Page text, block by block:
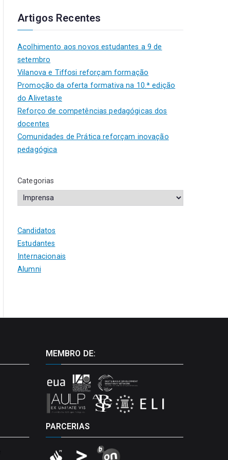
Artigos Recentes
Acolhimento aos novos estudantes a 9 de
setembro
Vilanova e Tiffosi reforçam formação
Promoção da oferta formativa na 10.ª edição
do Alivetaste
Reforço de competências pedagógicas dos
docentes
Comunidades de Prática reforçam inovação
pedagógica
Categorias
Candidatos
Estudantes
Internacionais
Alumni
MEMBRO DE:
PARCERIAS